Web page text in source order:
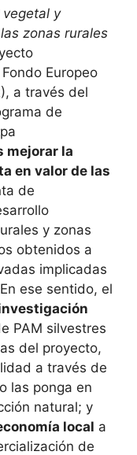
y
zonas rurales
Europeo
a través del
de
mejorar la
en valor de las
de
y zonas
obtenidos a
implicadas
ese sentido, el
PAM silvestres
del proyecto,
a través de
las ponga en
natural; y
local a
de